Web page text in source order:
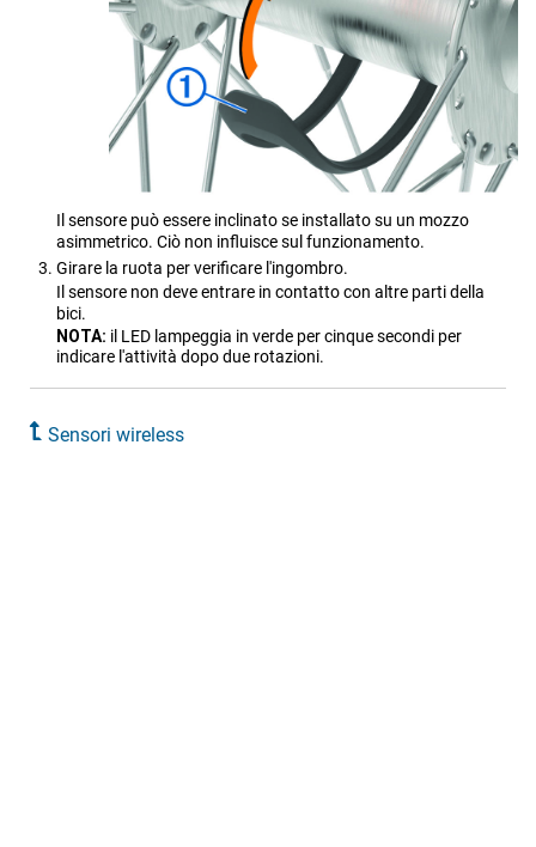
Il sensore può essere inclinato se installato su un mozzo
asimmetrico. Ciò non influisce sul funzionamento.
Girare la ruota per verificare l'ingombro.
Il sensore non deve entrare in contatto con altre parti della
bici.
NOTA: il LED lampeggia in verde per cinque secondi per
indicare l'attività dopo due rotazioni.
Sensori wireless